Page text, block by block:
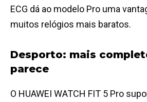
ECG dá ao modelo Pro uma
muitos relógios mais baratos.
Desporto: mais
parece
O HUAWEI WATCH FIT 5 Pro